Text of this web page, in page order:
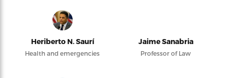
Heriberto N. Saurí
Health and emergencies
Jaime Sanabria
Professor of Law